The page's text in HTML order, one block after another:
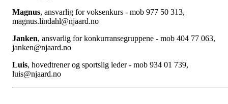
Magnus, ansvarlig for voksenkurs - mob 977 50 313,
magnus.lindahl@njaard.no
Janken, ansvarlig for konkurransegruppene - mob 404 77 063,
janken@njaard.no
Luis, hovedtrener og sportslig leder - mob 934 01 739,
luis@njaard.no